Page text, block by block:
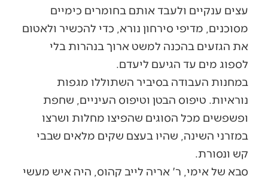
עצים ענקיים ולעבד אותם בחומרים כימיים
מסוכנים, מדיפי סירחון נורא, כדי להכשיר ולאטום
את הגזעים בהכנה למשט ארוך בנהרות בלי
לספוג מים עד הגיעם ליעדם.
במחנות העבודה בסיביר השתוללו מגפות
נוראיות. טיפוס הבטן וטיפוס העיניים, שחפת
ופשפשים מכל הסוגים שהפיצו מחלות ושרצו
במזרני השינה, שהיו בעצם שקים מלאים שבבי
קש ונסורת.
סבא של אימי, ר' אריה לייב קהוס, היה איש מעשי